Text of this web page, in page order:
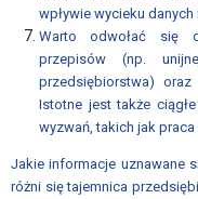
Dialog
społeczny
RADA
wpływie wycieku danych
Warto odwołać się
przepisów (np.
przedsiębiorstwa)
Istotne jest także
wyzwań, takich jak
Jakie informacje uznawane
różni się tajemnica